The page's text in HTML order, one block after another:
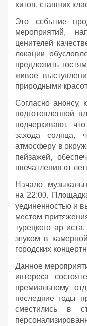
хитов, ставших
Это событие
мероприятий,
ценителей
локации
предложить
живое
природными
Согласно анонсу,
подготовленной
подчеркивают,
захода солнца,
атмосферу в
пейзажей,
впечатления от
Начало
на 22:00.
уединенностью и
местом
турецкого
звуком в
городских
Данное
интереса
премиальному
последние годы
сместились в